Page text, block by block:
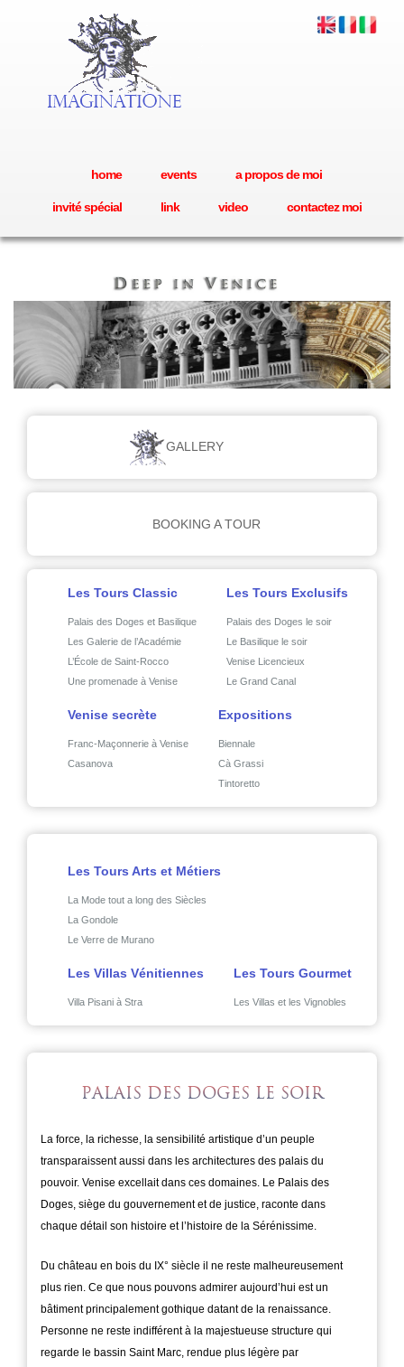
home events a propos de moi
invité spécial link video contactez moi
GALLERY
BOOKING A TOUR
Les Tours Classic
Palais des Doges et Basilique
Les Galerie de l’Académie
L’École de Saint-Rocco
Une promenade à Venise
Les Tours Exclusifs
Palais des Doges le soir
Le Basilique le soir
Venise Licencieux
Le Grand Canal
Venise secrète
Franc-Maçonnerie à Venise
Casanova
Expositions
Biennale
Cà Grassi
Tintoretto
Les Tours Arts et Métiers
La Mode tout a long des Siècles
La Gondole
Le Verre de Murano
Les Villas Vénitiennes
Villa Pisani à Stra
Les Tours Gourmet
Les Villas et les Vignobles
PALAIS DES DOGES LE SOIR
La force, la richesse, la sensibilité artistique d’un peuple
transparaissent aussi dans les architectures des palais du
pouvoir. Venise excellait dans ces domaines. Le Palais des
Doges, siège du gouvernement et de justice, raconte dans
chaque détail son histoire et l’histoire de la Sérénissime.
Du château en bois du IX° siècle il ne reste malheureusement
plus rien. Ce que nous pouvons admirer aujourd’hui est un
bâtiment principalement gothique datant de la renaissance.
Personne ne reste indifférent à la majestueuse structure qui
regarde le bassin Saint Marc, rendue plus légère par